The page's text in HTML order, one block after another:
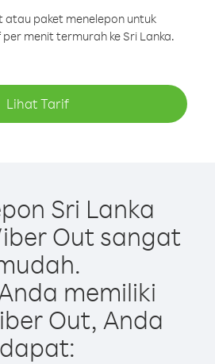
atau paket menelepon untuk
menit termurah ke Sri Lanka.
Lihat Tarif
Sri Lanka
Out sangat
memiliki
Out, Anda
dapat: